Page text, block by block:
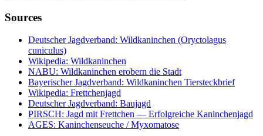
Sources
Deutscher Jagdverband: Wildkaninchen (Oryctolagus
cuniculus)
Wikipedia: Wildkaninchen
NABU: Wildkaninchen erobern die Stadt
Bayerischer Jagdverband: Wildkaninchen Tiersteckbrief
Wikipedia: Frettchenjagd
Deutscher Jagdverband: Baujagd
PIRSCH: Jagd mit Frettchen — Erfolgreiche Kaninchenjagd
AGES: Kaninchenseuche / Myxomatose